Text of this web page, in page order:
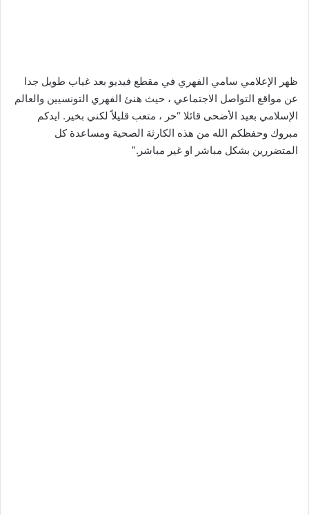
ظهر الإعلامي سامي الفهري في مقطع فيديو بعد غياب طويل جدا
عن مواقع التواصل الاجتماعي ، حيث هنئ الفهري التونسيين والعالم
الإسلامي بعيد الأضحى قائلا “حر ، متعب قليلاً لكني بخير. ايدكم
مبروك وحفظكم الله من هذه الكارثة الصحية ومساعدة كل
المتضررين بشكل مباشر او غير مباشر.”